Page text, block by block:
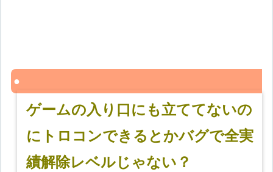
ゲームの入り口にも立ててないの
にトロコンできるとかバグで全実
績解除レベルじゃない？